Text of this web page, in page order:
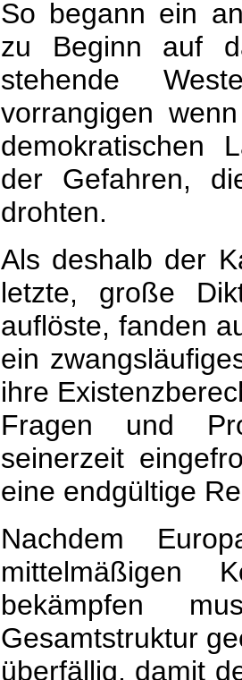
So begann ein
zu Beginn auf
stehende
vorrangigen
demokratischen
der Gefahren,
drohten.
Als deshalb der
letzte, große
auflöste, fanden
ein
ihre
Fragen und
seinerzeit
eine endgültige
Nachdem
mittelmäßigen
bekämpfen
Gesamtstruktur
überfällig, damit